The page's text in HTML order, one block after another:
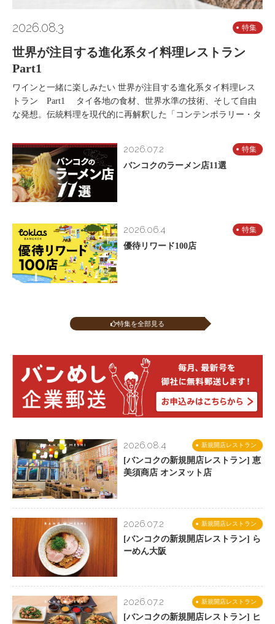
2026.08.3 特集
世界が注目する進化系タイ料理レストラン
Part1
ワインと一緒に楽しみたい 世界が注目する進化系タイ料理レス
トラン Part1 タイ各地の食材、世界水準の技術、そして自由
な発想。伝統料理を現代的に再解釈した「コンテンポラリー・タ
2026.07.2 特集
バンコクのラーメン店11選
2026.06.4 特集
優待リワード100店
特集を全部見る
新規開店レストラン
2026.08.4
[バンコクの新規開店レストラン] 恵
美須商店 オンヌット店
新規開店レストラン
2026.07.2
[バンコクの新規開店レストラン] ら
ーめん大阪
新規開店レストラン
2026.07.2
[バンコクの新規開店レストラン] ヒ